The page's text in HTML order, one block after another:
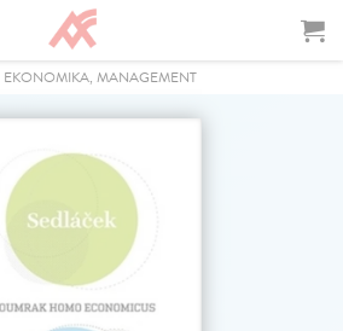
EKONOMIKA, MANAGEMENT